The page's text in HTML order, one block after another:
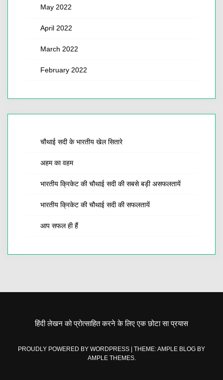
May 2022
April 2022
March 2022
February 2022
चौथाई सदी के भारतीय खेल सितारे
अहम का वहम
भारतीय क्रिकेट की चौथाई सदी की सबसे बड़ी असफलतायें
भारतीय क्रिकेट की चौथाई सदी की सफलतायें
आप सफल ही हैं
हिंदी लेखन को प्रोत्साहित करने के लिए एक छोटा सा प्रयास
PROUDLY POWERED BY WORDPRESS
THEME: AMPLE BLOG BY
AMPLE THEMES.